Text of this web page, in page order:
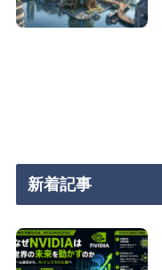
新着記事